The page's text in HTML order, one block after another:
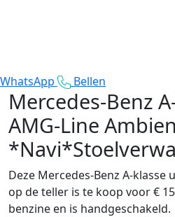
WhatsApp Bellen
Mercedes-Benz
AMG-Line
Deze Mercedes-Benz A-klasse
op de teller is te koop voor €
benzine en is handgeschakeld.